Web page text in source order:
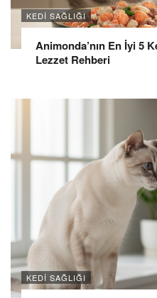
KEDI SAĞLIĞI
Animonda’nın En İyi 5
Lezzet Rehberi
KEDI SAĞLIĞI